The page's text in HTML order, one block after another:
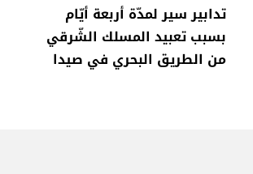
تدابير سير لمدّة أربعة أيّام
بسبب تعبيد المسلك الشّرقي
من الطريق البحري في صيدا